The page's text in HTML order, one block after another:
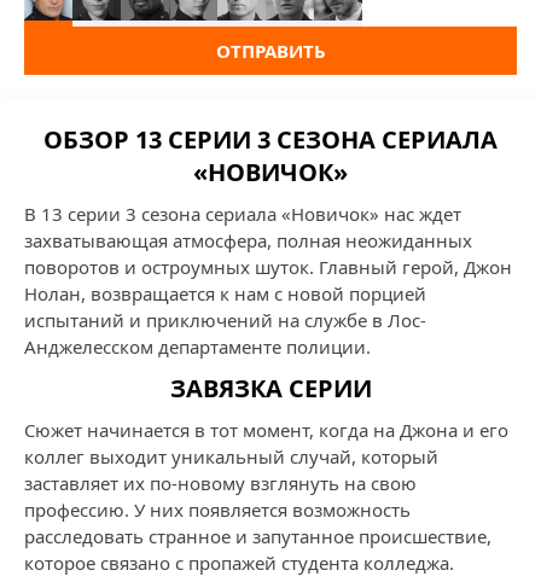
ОТПРАВИТЬ
ОБЗОР 13 СЕРИИ 3 СЕЗОНА СЕРИАЛА
«НОВИЧОК»
В 13 серии 3 сезона сериала «Новичок» нас ждет
захватывающая атмосфера, полная неожиданных
поворотов и остроумных шуток. Главный герой, Джон
Нолан, возвращается к нам с новой порцией
испытаний и приключений на службе в Лос-
Анджелесском департаменте полиции.
ЗАВЯЗКА СЕРИИ
Сюжет начинается в тот момент, когда на Джона и его
коллег выходит уникальный случай, который
заставляет их по-новому взглянуть на свою
профессию. У них появляется возможность
расследовать странное и запутанное происшествие,
которое связано с пропажей студента колледжа.